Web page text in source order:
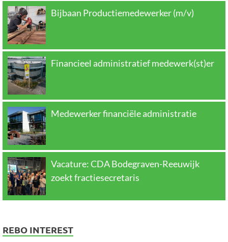
Bijbaan Productiemedewerker (m/v)
Financieel administratief medewerk(st)er
Medewerker financiële administratie
Vacature: CDA Bodegraven-Reeuwijk
zoekt fractiesecretaris
REBO INTEREST